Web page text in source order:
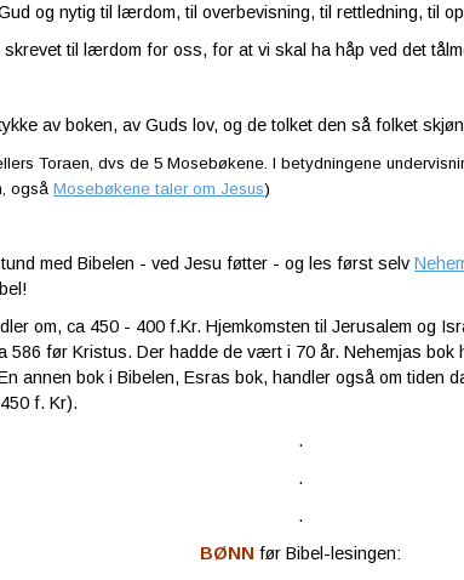
og nytig til lærdom, til overbevisning, til rettledning, til
til lærdom for oss, for at vi skal ha håp ved det
av boken, av Guds lov, og de tolket den så folket
Toraen, dvs de 5 Mosebøkene. I betydningene
ogsåMosebøkene taler om Jesus)
med Bibelen - ved Jesu føtter - og les først selv
om, ca 450 - 400 f.Kr. Hjemkomsten til Jerusalem og
586 før Kristus. Der hadde de vært i 70 år. Nehemjas bok
annen bok i Bibelen, Esras bok, handler også om tiden
f. Kr).
.
.
.
BØNN før Bibel-lesingen: